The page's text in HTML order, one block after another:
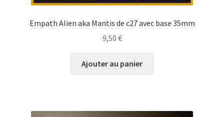
Empath Alien aka Mantis de c27 avec base 35mm
9,50 €
Ajouter au panier